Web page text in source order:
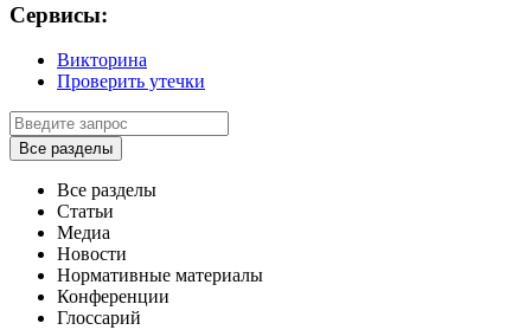
Сервисы:
Викторина
Проверить утечки
Все разделы
Все разделы
Статьи
Медиа
Новости
Нормативные материалы
Конференции
Глоссарий